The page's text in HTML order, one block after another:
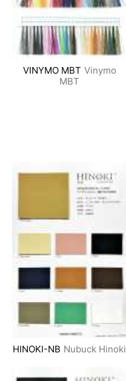
VINYMO MBT Vinymo
MBT
HINOKI-NB Nubuck Hinoki